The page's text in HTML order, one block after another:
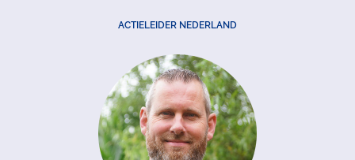
ACTIELEIDER NEDERLAND